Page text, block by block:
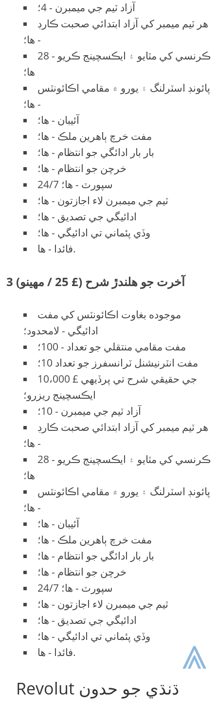
آزاد ٽيم جي ميمبرن - 4؛
هر ٽيم ميمبر کي آزاد ابتدائي صحبت ڪارڊ
- ها؛
28 ڪرنسي کي مٽايو ۽ ايڪسچينج ڪريو -
ها؛
پائونڊ اسٽرلنگ ۽ يورو ۾ مقامي اڪائونٽس
- ها؛
آئيبان - ها؛
مفت خرچ ٻاهرين ملڪ - ها؛
بار بار ادائگي جو انتظام - ها؛
خرچن جو انتظام - ها؛
24/7 سپورٽ - ها؛
ٽيم جي ميمبرن لاء اجازتون - ها؛
ادائيگي جي تصديق - ها؛
وڏي پئماني تي ادائيگي - ها؛
فائدا - ها.
3 آخرت جو هلندڙ شرح (£ 25 / مهينو)
موجوده بغاوت اڪائونٽس کي مفت
ادائيگي - لامحدود؛
مفت مقامي منتقلي جو تعداد - 100؛
مفت انٽرنيشنل ٽرانسفرز جو تعداد 10؛
10،000 £ جي حقيقي شرح تي پرڏيهي
ايڪسچينج ريزرو؛
آزاد ٽيم جي ميمبرن - 10؛
هر ٽيم ميمبر کي آزاد ابتدائي صحبت ڪارڊ
- ها؛
28 ڪرنسي کي مٽايو ۽ ايڪسچينج ڪريو -
ها؛
پائونڊ اسٽرلنگ ۽ يورو ۾ مقامي اڪائونٽس
- ها؛
آئيبان - ها؛
مفت خرچ ٻاهرين ملڪ - ها؛
بار بار ادائگي جو انتظام - ها؛
خرچن جو انتظام - ها؛
24/7 سپورٽ - ها؛
ٽيم جي ميمبرن لاء اجازتون - ها؛
ادائيگي جي تصديق - ها؛
وڏي پئماني تي ادائيگي - ها؛
فائدا - ها.
Revolut ڌنڌي جو حدون
⩓